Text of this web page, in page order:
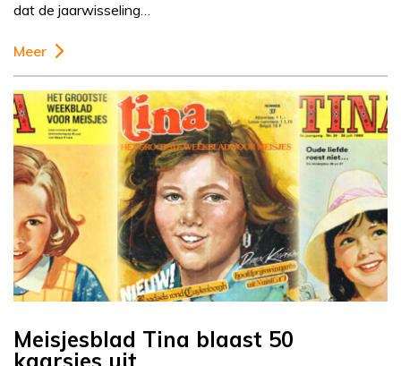
dat de jaarwisseling…
Meer
Meisjesblad Tina blaast 50